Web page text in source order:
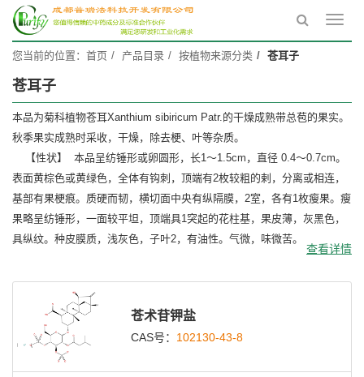
您当前的位置： 首页 产品目录 按植物来源分类 苍耳子
苍耳子
本品为菊科植物苍耳Xanthium sibiricum Patr.的干燥成熟带总苞的果实。
秋季果实成熟时采收，干燥，除去梗、叶等杂质。
【性状】 本品呈纺锤形或卵圆形，长1～1.5cm，直径 0.4～0.7cm。
表面黄棕色或黄绿色，全体有钩刺，顶端有2枚较粗的剌，分离或相连，
基部有果梗痕。质硬而韧，横切面中央有纵隔膜，2室，各有1枚瘦果。瘦
果略呈纺锤形，一面较平坦，顶端具1突起的花柱基，果皮薄，灰黑色，
具纵纹。种皮膜质，浅灰色，子叶2，有油性。气微，味微苦。
查看详情
苍术苷钾盐
CAS号： 102130-43-8